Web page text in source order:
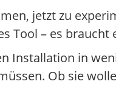
jetzt zu
Tool – es
Installation in
Ob sie